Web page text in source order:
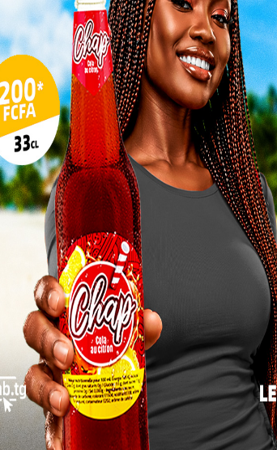
Togo affronte le Bénin ce 25 Octobre 2024 au Stade
de Kégué. Un match au...
Jubilé d’Adebayor: Ces légendes
qui ont confirmé leur présence
à Lomé
Charbel SOSSOUVI - 21 octobre 2024
SPORT
Du 25 au 27 octobre prochain, Lomé vibrera au
rythme du jubilé de fin de carrière d'Emmanuel
Adebayor Sheyi. Un évènement au cours duquel...
Kara: Atelier de renforcement
des capacités des élus locaux à
Kara...